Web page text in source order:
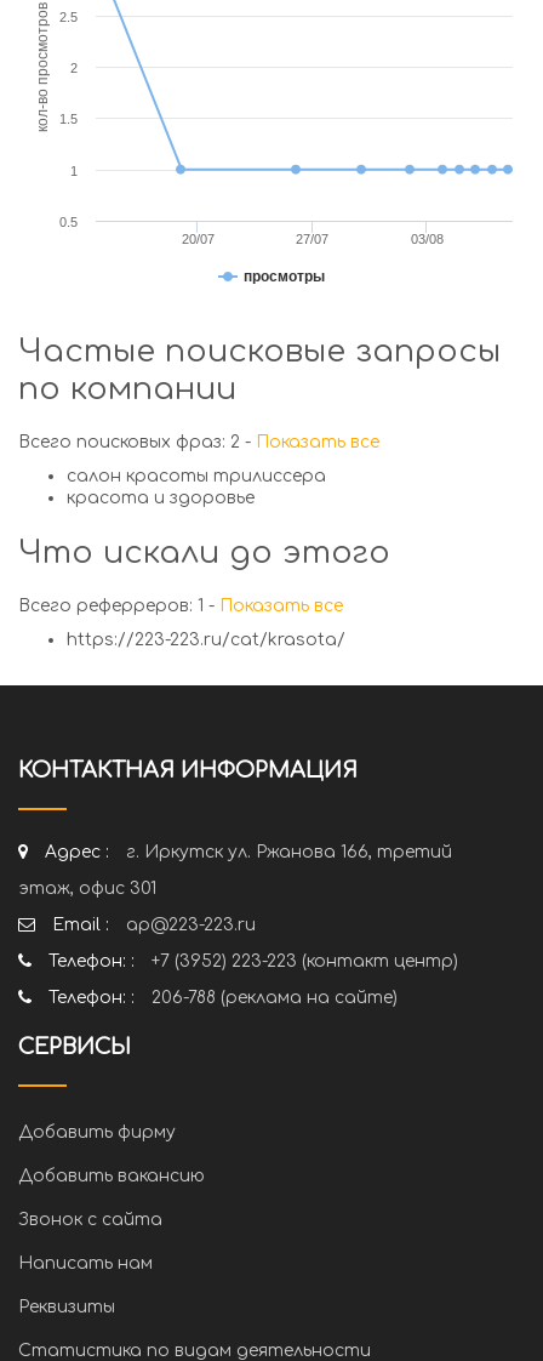
кол-во просмотров
просмотры
20/07 27/07 03/08
0.5
1
1.5
2
2.5
Частые поисковые запросы
по компании
Всего поисковых фраз: 2 - Показать все
салон красоты трилиссера
красота и здоровье
Что искали до этого
Всего реферреров: 1 - Показать все
https://223-223.ru/cat/krasota/
КОНТАКТНАЯ ИНФОРМАЦИЯ
Адрес :
г. Иркутск ул. Ржанова 166, третий
этаж, офис 301
Email :
ap@223-223.ru
Телефон: :
+7 (3952) 223-223 (контакт центр)
Телефон: :
206-788 (реклама на сайте)
СЕРВИСЫ
Добавить фирму
Добавить вакансию
Звонок с сайта
Написать нам
Реквизиты
Статистика по видам деятельности